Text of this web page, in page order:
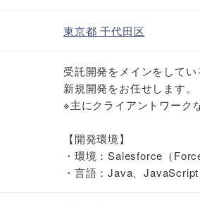
東京都千代田区
受託開発をメインをして
新規開発をお任せします。
※主にクライアントワーク
【開発環境】
・環境：Salesforce（
・言語：Java、